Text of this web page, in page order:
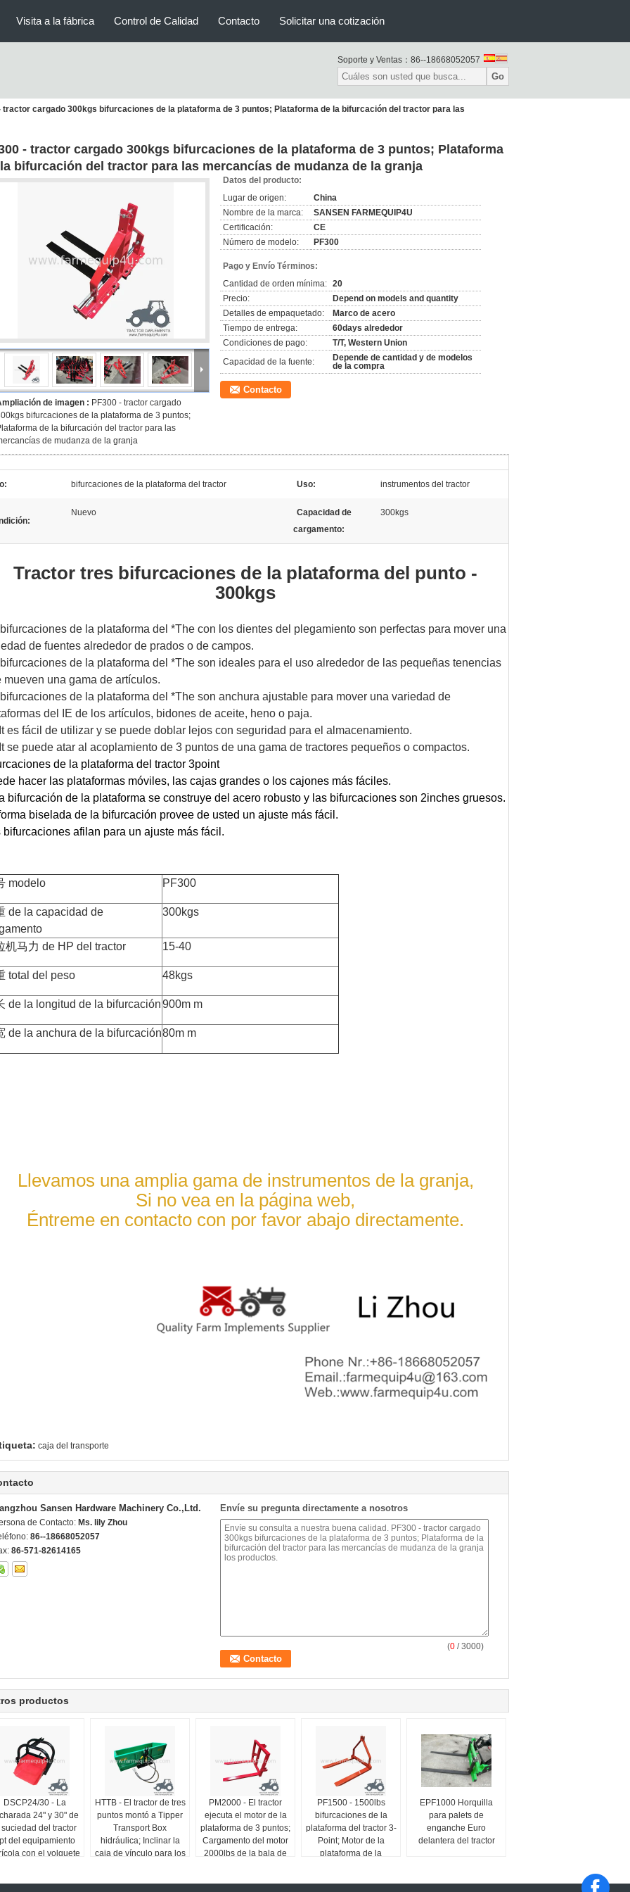
Visita a la fábrica Control de Calidad Contacto Solicitar una cotización
Soporte y Ventas： 86--18668052057
Go
tractor cargado 300kgs bifurcaciones de la plataforma de 3 puntos; Plataforma de la bifurcación del tractor para las
- tractor cargado 300kgs bifurcaciones de la plataforma de 3 puntos; Plataforma
bifurcación del tractor para las mercancías de mudanza de la granja
de imagen : PF300 - tractor cargado
bifurcaciones de la plataforma de 3 puntos;
de la bifurcación del tractor para las
de mudanza de la granja
Datos del producto:
Lugar de origen:
China
Nombre de la marca:
SANSEN FARMEQUIP4U
Certificación:
CE
Número de modelo:
PF300
Pago y Envío Términos:
Cantidad de orden mínima: 20
Precio:
Depend on models and quantity
Detalles de empaquetado:
Marco de acero
Tiempo de entrega:
60days alrededor
Condiciones de pago:
T/T, Western Union
Capacidad de la fuente:
Depende de cantidad y de modelos
de la compra
Contacto
bifurcaciones de la plataforma del tractor Uso: instrumentos del tractor
Nuevo
Capacidad de
cargamento:
300kgs
Tractor tres bifurcaciones de la plataforma del punto -
300kgs
bifurcaciones de la plataforma del *The con los dientes del plegamiento son perfectas para mover una
de fuentes alrededor de prados o de campos.
bifurcaciones de la plataforma del *The son ideales para el uso alrededor de las pequeñas tenencias
mueven una gama de artículos.
bifurcaciones de la plataforma del *The son anchura ajustable para mover una variedad de
del IE de los artículos, bidones de aceite, heno o paja.
es fácil de utilizar y se puede doblar lejos con seguridad para el almacenamiento.
se puede atar al acoplamiento de 3 puntos de una gama de tractores pequeños o compactos.
de la plataforma del tractor 3point
hacer las plataformas móviles, las cajas grandes o los cajones más fáciles.
bifurcación de la plataforma se construye del acero robusto y las bifurcaciones son 2inches gruesos.
biselada de la bifurcación provee de usted un ajuste más fácil.
bifurcaciones afilan para un ajuste más fácil.
modelo PF300
de la capacidad de
300kgs
机马力 de HP del tractor 15-40
total del peso 48kgs
de la longitud de la bifurcación900m m
de la anchura de la bifurcación80m m
Llevamos una amplia gama de instrumentos de la granja,
Si no vea en la página web,
Éntreme en contacto con por favor abajo directamente.
caja del transporte
Sansen Hardware Machinery Co.,Ltd.
de Contacto: Ms. lily Zhou
86--18668052057
86-571-82614165
Envíe su pregunta directamente a nosotros
(0 / 3000)
productos
DSCP24/30 - La
24" y 30" de
suciedad del tractor
del equipamiento
con el volquete
HTTB - El tractor de tres
puntos montó a Tipper
Transport Box
hidráulica; Inclinar la
caja de vínculo para los
PM2000 - El tractor
ejecuta el motor de la
plataforma de 3 puntos;
Cargamento del motor
2000lbs de la bala de
PF1500 - 1500lbs
bifurcaciones de la
plataforma del tractor 3-
Point; Motor de la
plataforma de la
EPF1000 Horquilla
para palets de
enganche Euro
delantera del tractor